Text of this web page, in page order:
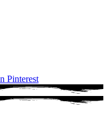
Pinterest